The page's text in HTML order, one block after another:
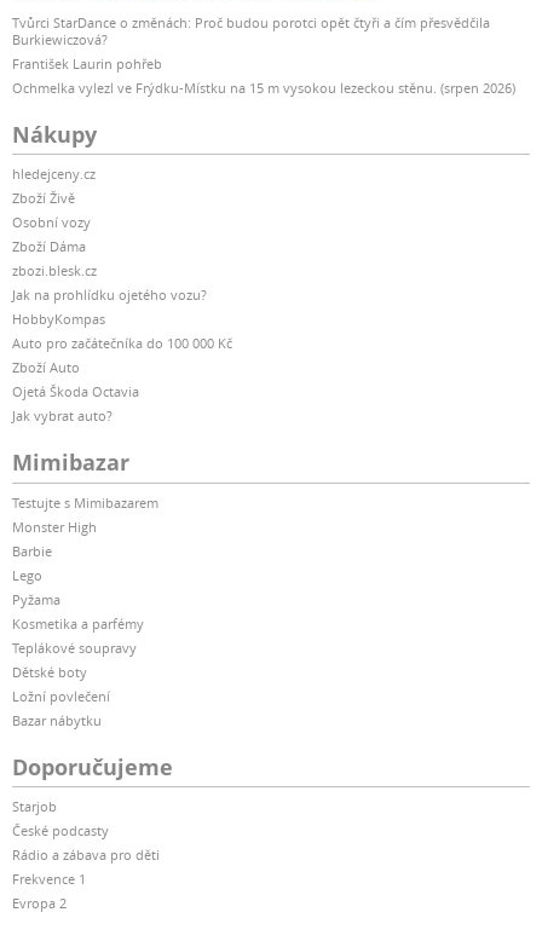
Tvůrci StarDance o změnách: Proč budou porotci opět čtyři a čím přesvědčila
Burkiewiczová?
František Laurin pohřeb
Ochmelka vylezl ve Frýdku-Místku na 15 m vysokou lezeckou stěnu. (srpen 2026)
Nákupy
hledejceny.cz
Zboží Živě
Osobní vozy
Zboží Dáma
zbozi.blesk.cz
Jak na prohlídku ojetého vozu?
HobbyKompas
Auto pro začátečníka do 100 000 Kč
Zboží Auto
Ojetá Škoda Octavia
Jak vybrat auto?
Mimibazar
Testujte s Mimibazarem
Monster High
Barbie
Lego
Pyžama
Kosmetika a parfémy
Teplákové soupravy
Dětské boty
Ložní povlečení
Bazar nábytku
Doporučujeme
Starjob
České podcasty
Rádio a zábava pro děti
Frekvence 1
Evropa 2